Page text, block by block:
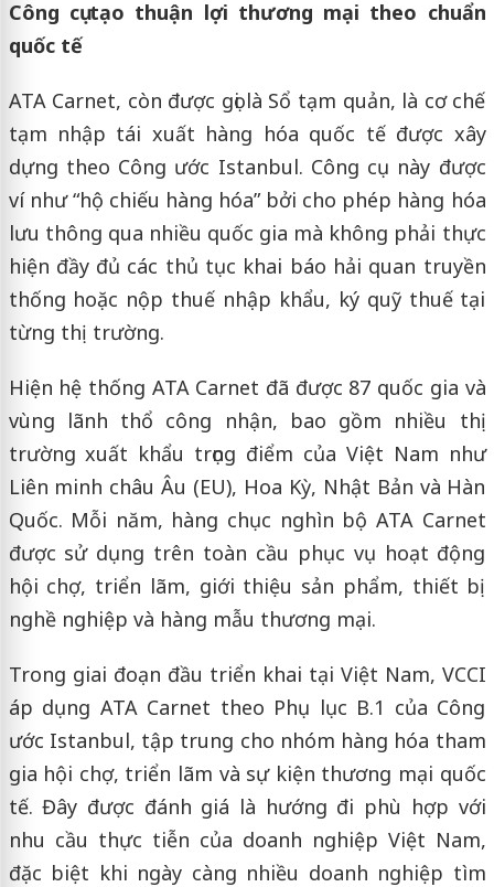
Công cụ tạo thuận lợi thương mại theo chuẩn
quốc tế
ATA Carnet, còn được gọi là Sổ tạm quản, là cơ chế
tạm nhập tái xuất hàng hóa quốc tế được xây
dựng theo Công ước Istanbul. Công cụ này được
ví như “hộ chiếu hàng hóa” bởi cho phép hàng hóa
lưu thông qua nhiều quốc gia mà không phải thực
hiện đầy đủ các thủ tục khai báo hải quan truyền
thống hoặc nộp thuế nhập khẩu, ký quỹ thuế tại
từng thị trường.
Hiện hệ thống ATA Carnet đã được 87 quốc gia và
vùng lãnh thổ công nhận, bao gồm nhiều thị
trường xuất khẩu trọng điểm của Việt Nam như
Liên minh châu Âu (EU), Hoa Kỳ, Nhật Bản và Hàn
Quốc. Mỗi năm, hàng chục nghìn bộ ATA Carnet
được sử dụng trên toàn cầu phục vụ hoạt động
hội chợ, triển lãm, giới thiệu sản phẩm, thiết bị
nghề nghiệp và hàng mẫu thương mại.
Trong giai đoạn đầu triển khai tại Việt Nam, VCCI
áp dụng ATA Carnet theo Phụ lục B.1 của Công
ước Istanbul, tập trung cho nhóm hàng hóa tham
gia hội chợ, triển lãm và sự kiện thương mại quốc
tế. Đây được đánh giá là hướng đi phù hợp với
nhu cầu thực tiễn của doanh nghiệp Việt Nam,
đặc biệt khi ngày càng nhiều doanh nghiệp tìm